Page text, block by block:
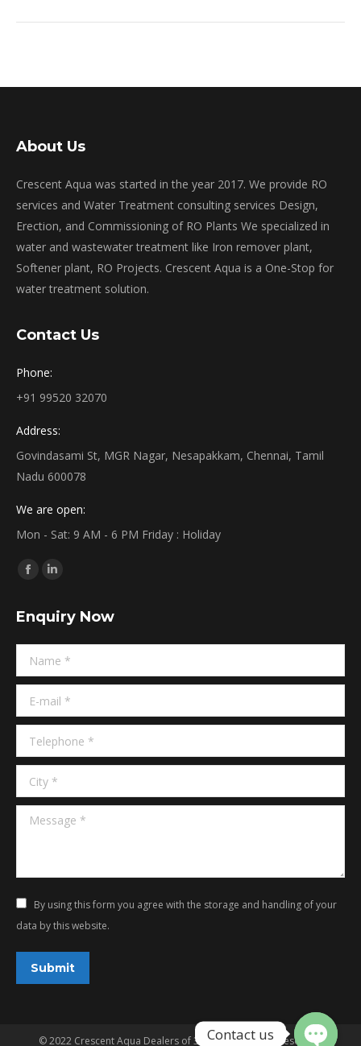
About Us
Crescent Aqua was started in the year 2017. We provide RO
services and Water Treatment consulting services Design,
Erection, and Commissioning of RO Plants We specialized in
water and wastewater treatment like Iron remover plant,
Softener plant, RO Projects. Crescent Aqua is a One-Stop for
water treatment solution.
Contact Us
Phone:
+91 99520 32070
Address:
Govindasami St, MGR Nagar, Nesapakkam, Chennai, Tamil
Nadu 600078
We are open:
Mon - Sat: 9 AM - 6 PM Friday : Holiday
Find us on:
Facebook
opens
in
new
window
Linkedin
opens
in
new
window
Enquiry Now
Name *
E-mail *
Telephone *
City *
Message *
By using this form you agree with the storage and handling of your
data by this website.
Submit
© 2022 Crescent Aqua Dealers of 3G Aqua. All rights reserved.